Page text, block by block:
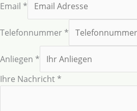
Email *
Telefonnummer *
Anliegen *
Ihre Nachricht *